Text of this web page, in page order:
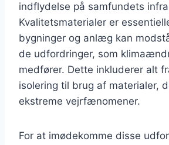
indflydelse på samfundets
Kvalitetsmaterialer er
bygninger og anlæg kan
de udfordringer, som
medfører. Dette inkluderer alt
isolering til brug af materialer,
ekstreme vejrfænomener.
For at imødekomme disse